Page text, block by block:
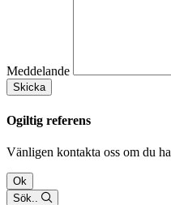
Meddelande
Skicka
Ogiltig referens
Vänligen kontakta oss om du
Ok
Sök..